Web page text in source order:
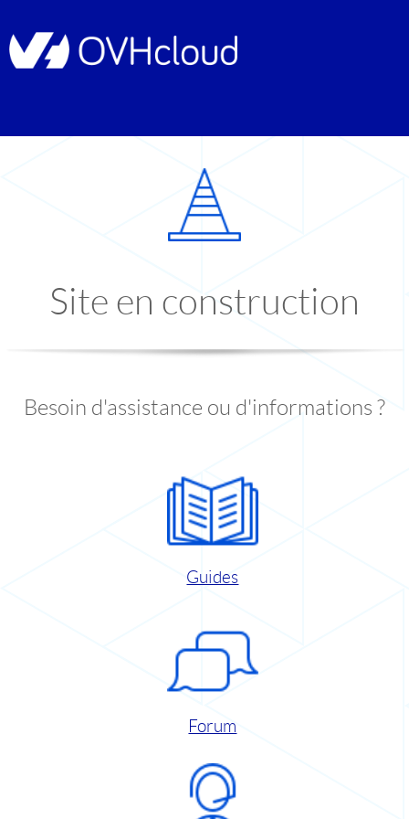
Site en construction
Besoin d'assistance ou d'informations ?
Guides
Forum